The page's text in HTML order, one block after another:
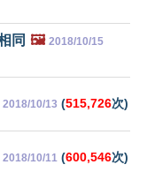
同 🖼️ 2018/10/15
2018/10/13 (515,726次)
2018/10/11 (600,546次)